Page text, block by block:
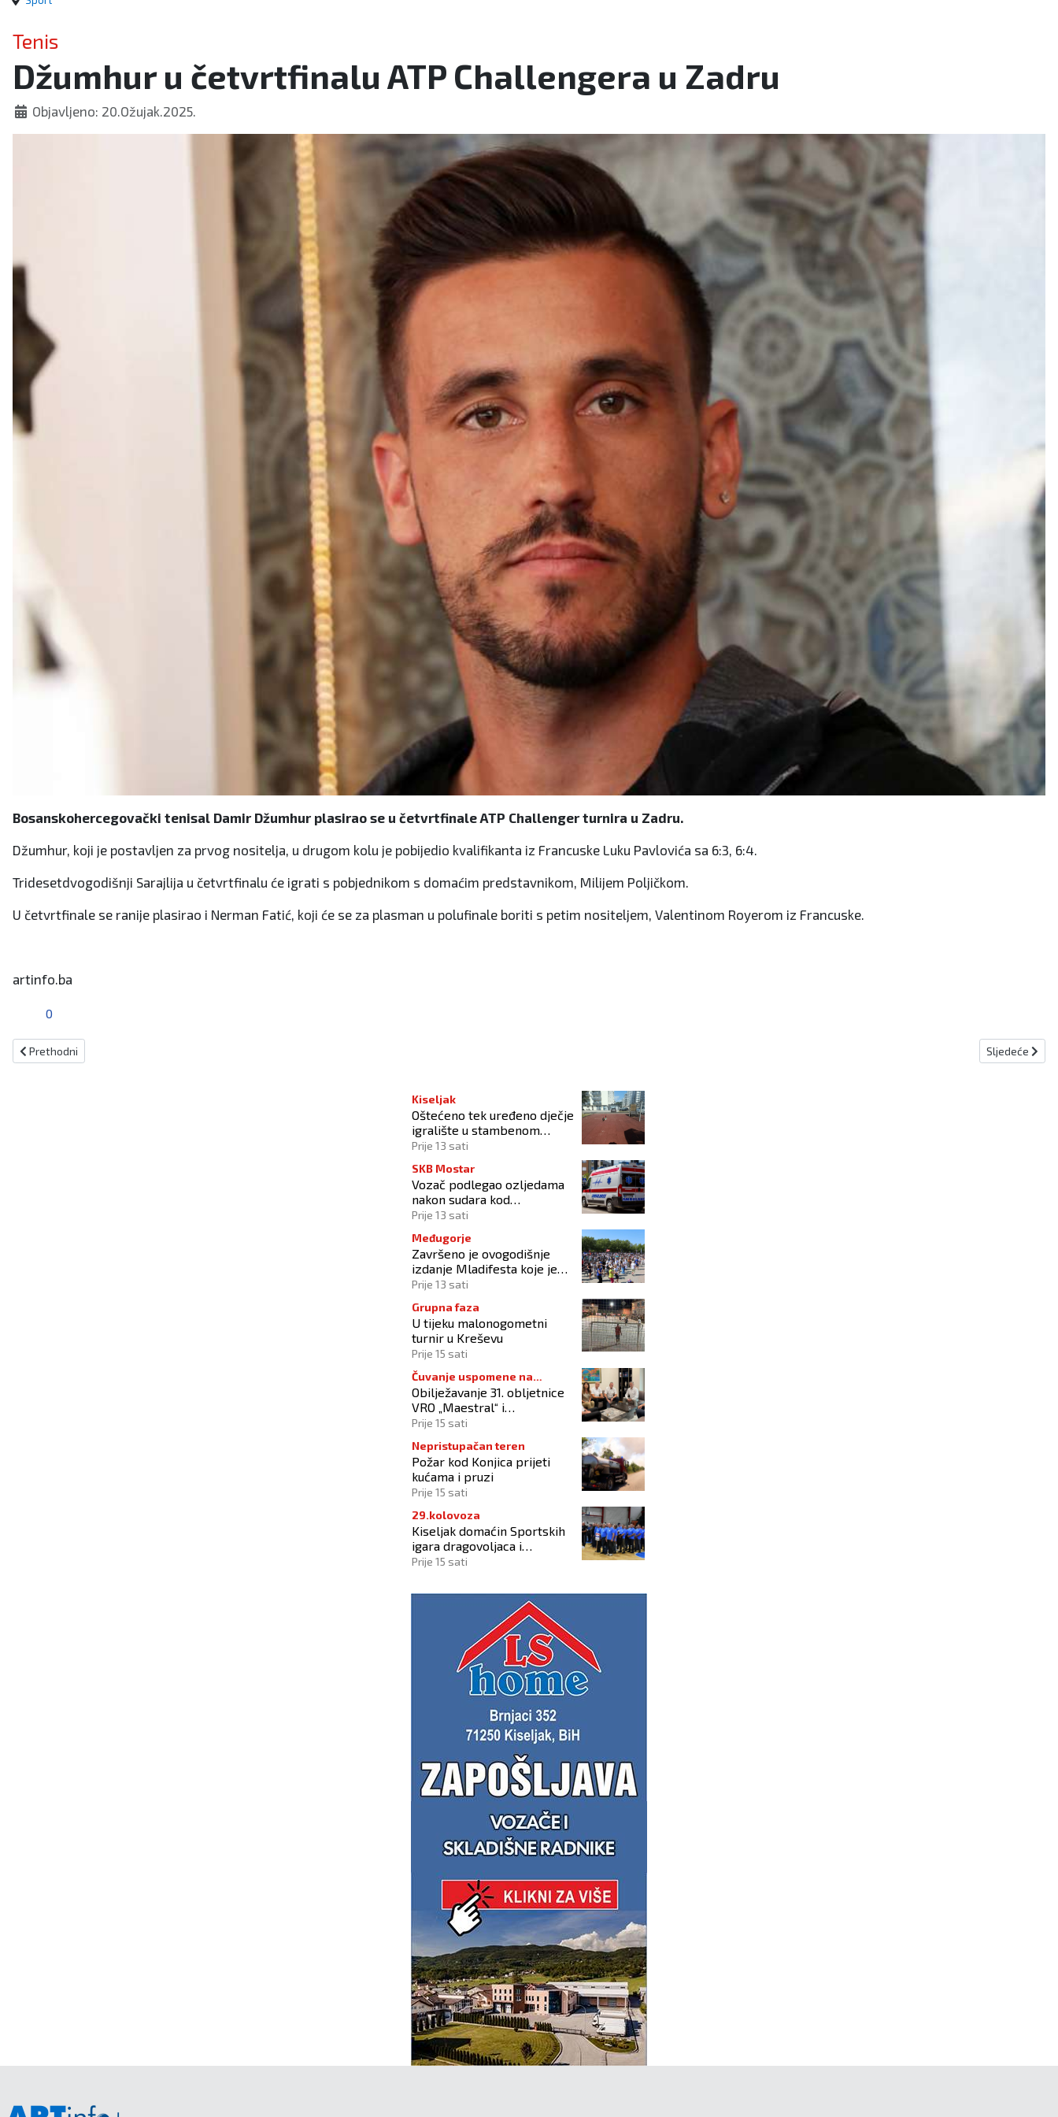
Tenis
Džumhur u četvrtfinalu ATP Challengera u Zadru
Objavljeno: 20.Ožujak.2025.
Bosanskohercegovački tenisal Damir Džumhur plasirao se u četvrtfinale ATP Challenger turnira u Zadru.
Džumhur, koji je postavljen za prvog nositelja, u drugom kolu je pobijedio kvalifikanta iz Francuske Luku Pavlovića sa 6:3, 6:4.
Tridesetdvogodišnji Sarajlija u četvrtfinalu će igrati s pobjednikom s domaćim predstavnikom, Milijem Poljičkom.
U četvrtfinale se ranije plasirao i Nerman Fatić, koji će se za plasman u polufinale boriti s petim nositeljem, Valentinom Royerom iz Francuske.
artinfo.ba
0
Prethodni članak: Rukometašice BiH u grupi 2 kvalifikacija za Euro
Prethodni Sljedeći
Sljedeće
Kiseljak
Oštećeno tek uređeno dječje
igralište u stambenom
naselju
Prije 13 sati
SKB Mostar
Vozač podlegao ozljedama
nakon sudara kod
Tomislavgrada
Prije 13 sati
Međugorje
Završeno je ovogodišnje
izdanje Mladifesta koje je
okupilo mlade iz 73 zemlje
Prije 13 sati
Grupna faza
U tijeku malonogometni
turnir u Kreševu
Prije 15 sati
Čuvanje uspomene na
branitelje
Obilježavanje 31. obljetnice
VRO „Maestral“ i
oslobođenja Jajca uz
Prije 15 sati
Nepristupačan teren
Požar kod Konjica prijeti
kućama i pruzi
Prije 15 sati
29.kolovoza
Kiseljak domaćin Sportskih
igara dragovoljaca i
veterana HVO-a ŽSB i Dana
Prije 15 sati